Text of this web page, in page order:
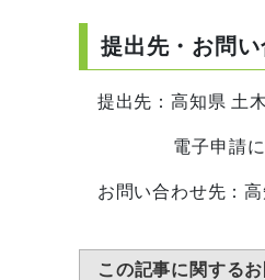
提出先・お問い
提出先：高知県 土
電子申請にて提
お問い合わせ先：高
この記事に関する